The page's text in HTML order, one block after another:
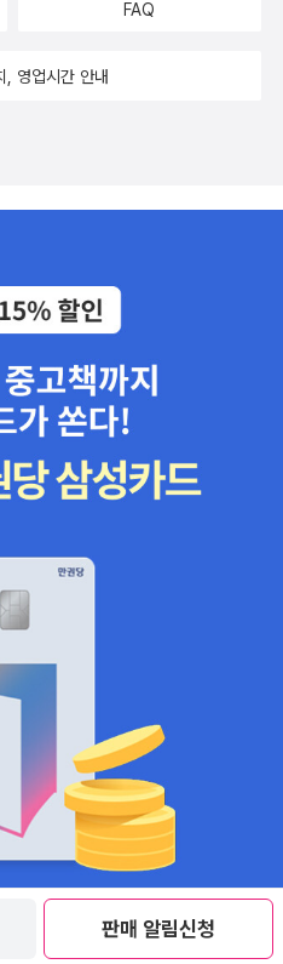
판매 알림신청
받던 병원 앞 인형샵에서 산
형이다. ^^ 처음엔 한 시간 하고
왔다. 난 이런 활동이 있는 줄도
활동이라 더 대견하다. 나도
보고 깔깔대고 얘기 나누던 시간
랑 나눌 수 있는 참말로 순수하
이 더 커봐야 알게 된다. 생각해
한 시간이 그리 많지 않은 거
에 즐겁게 함께하는 시간들로 만
참고가 되었으면 합니다. 특히
알라딘에 이미지가 뜨지 않은
FAQ
, 영업시간 안내